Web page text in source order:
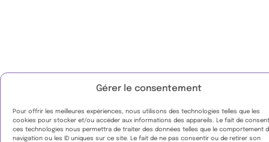
Gérer le consentement
Pour offrir les meilleures expériences, nous utilisons des technologies telles que les
cookies pour stocker et/ou accéder aux informations des appareils. Le fait de
ces technologies nous permettra de traiter des données telles que le comportement
navigation ou les ID uniques sur ce site. Le fait de ne pas consentir ou de retirer son